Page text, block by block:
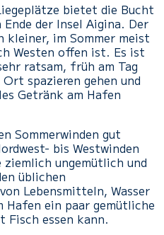
bietet die Bucht
der Insel Aigina. Der
kleiner, im Sommer meist
Westen offen ist. Es ist
ratsam, früh am Tag
spazieren gehen und
Getränk am Hafen
Sommerwinden gut
bis Westwinden
ziemlich ungemütlich und
üblichen
Lebensmitteln, Wasser
Hafen ein paar gemütliche
Fisch essen kann.